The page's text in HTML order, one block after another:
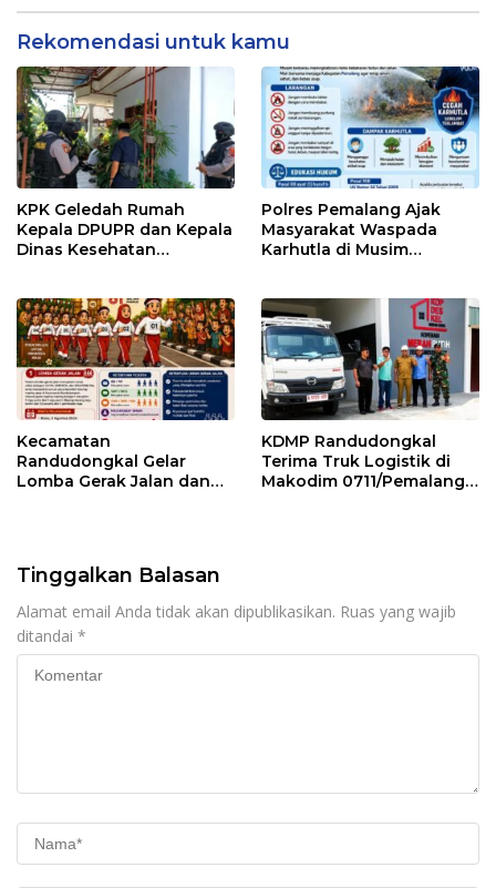
Rekomendasi untuk kamu
KPK Geledah Rumah
Kepala DPUPR dan Kepala
Dinas Kesehatan
Polres Pemalang Ajak
Masyarakat Waspada
Karhutla di Musim
Kecamatan
Randudongkal Gelar
Lomba Gerak Jalan dan
KDMP Randudongkal
Terima Truk Logistik di
Makodim 0711/Pemalang
Tinggalkan Balasan
Alamat email Anda tidak akan dipublikasikan. Ruas yang wajib
ditandai *